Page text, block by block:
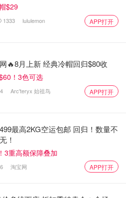
$29
1333 lululemon APP打开
🔥8月上新 经典冷帽回归$80收
！3色可选
4 Arc'teryx 始祖鸟 APP打开
最高2KG空运包邮 回归！数量不
！
3重高额保障叠加
淘宝网 APP打开